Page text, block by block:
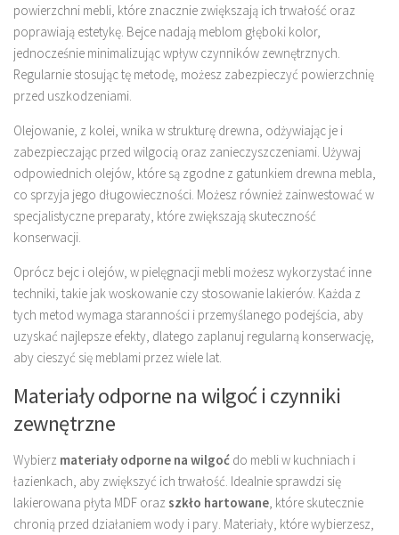
powierzchni mebli, które znacznie zwiększają ich trwałość oraz
poprawiają estetykę. Bejce nadają meblom głęboki kolor,
jednocześnie minimalizując wpływ czynników zewnętrznych.
Regularnie stosując tę metodę, możesz zabezpieczyć powierzchnię
przed uszkodzeniami.
Olejowanie, z kolei, wnika w strukturę drewna, odżywiając je i
zabezpieczając przed wilgocią oraz zanieczyszczeniami. Używaj
odpowiednich olejów, które są zgodne z gatunkiem drewna mebla,
co sprzyja jego długowieczności. Możesz również zainwestować w
specjalistyczne preparaty, które zwiększają skuteczność
konserwacji.
Oprócz bejc i olejów, w pielęgnacji mebli możesz wykorzystać inne
techniki, takie jak woskowanie czy stosowanie lakierów. Każda z
tych metod wymaga staranności i przemyślanego podejścia, aby
uzyskać najlepsze efekty, dlatego zaplanuj regularną konserwację,
aby cieszyć się meblami przez wiele lat.
Materiały odporne na wilgoć i czynniki
zewnętrzne
Wybierz materiały odporne na wilgoć do mebli w kuchniach i
łazienkach, aby zwiększyć ich trwałość. Idealnie sprawdzi się
lakierowana płyta MDF oraz szkło hartowane , które skutecznie
chronią przed działaniem wody i pary. Materiały, które wybierzesz,